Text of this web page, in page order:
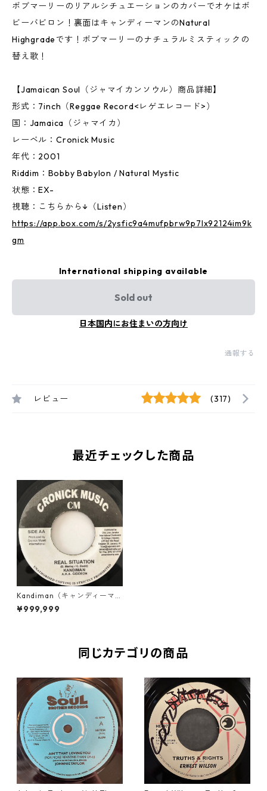
ボブマーリーのリアルシチュエーションのカバーでオケはボ
ビーバビロン！裏面はキャンディーマンのNatural
Highgradeです！ボブマーリーのナチュラルミスティックの
替え歌！
【Jamaican Soul（ジャマイカンソウル）商品詳細】
形式：7inch（Reggae Record<レゲエレコード>）
国：Jamaica（ジャマイカ）
レーベル：Cronick Music
年代：2001
Riddim：Bobby Babylon / Natural Mystic
状態：EX-
視聴：こちらから↓（Listen）
https://app.box.com/s/2ysfic9a4mufpbrw9p7lx92124im9k
gm
International shipping available
Sold out
日本国内にお住まいの方向け
通報する
レビュー (317)
最近チェックした商品
Kandiman（キャンディーマ
ン） - Real Situation【7-20
067】
¥999,999
同じカテゴリの商品